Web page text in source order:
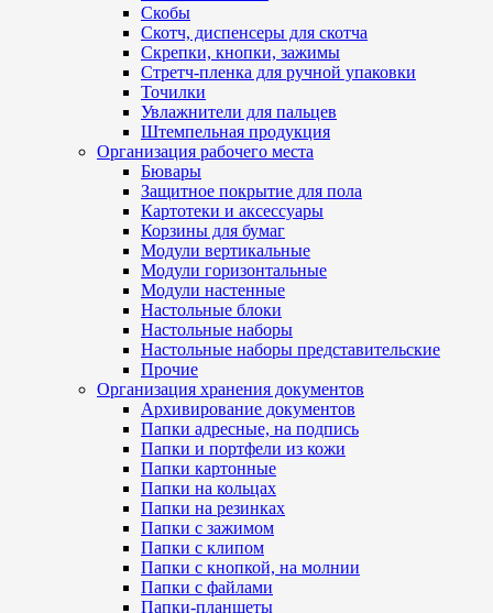
Скобы
Скотч, диспенсеры для скотча
Скрепки, кнопки, зажимы
Стретч-пленка для ручной упаковки
Точилки
Увлажнители для пальцев
Штемпельная продукция
Организация рабочего места
Бювары
Защитное покрытие для пола
Картотеки и аксессуары
Корзины для бумаг
Модули вертикальные
Модули горизонтальные
Модули настенные
Настольные блоки
Настольные наборы
Настольные наборы представительские
Прочие
Организация хранения документов
Архивирование документов
Папки адресные, на подпись
Папки и портфели из кожи
Папки картонные
Папки на кольцах
Папки на резинках
Папки с зажимом
Папки с клипом
Папки с кнопкой, на молнии
Папки с файлами
Папки-планшеты